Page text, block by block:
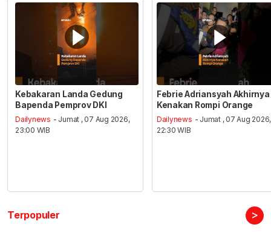
Kebakaran Landa Gedung
Bapenda Pemprov DKI
Dailynews - Jumat , 07 Aug 2026,
23:00 WIB
Febrie Adriansyah Akhirnya
Kenakan Rompi Orange
Dailynews - Jumat , 07 Aug 2026,
22:30 WIB
Terpopuler >